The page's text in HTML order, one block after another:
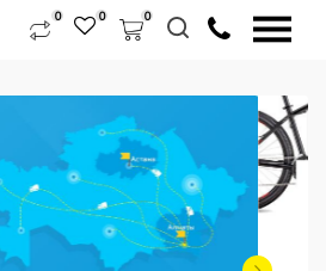
0 0 0